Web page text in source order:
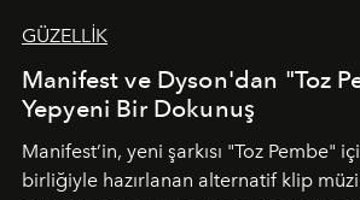
GÜZELLİK
Manifest ve Dyson'dan "Toz
Yepyeni Bir Dokunuş
Manifest’in, yeni şarkısı "Toz Pembe"
birliğiyle hazırlanan alternatif klip